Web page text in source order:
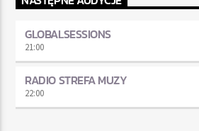
GLOBALSESSIONS
21:00
RADIO STREFA MUZY
22:00